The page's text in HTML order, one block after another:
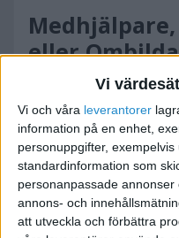
Vi
Vi och våra leverantorer
information på en enhet,
personuppgifter,
standardinformation som
personanpassade annonser
annons- och
att utveckla och förbättra
eller
2011-04-06 07:21
Hej,
Under många år har
utan ersättning i hans
förutsättningarna